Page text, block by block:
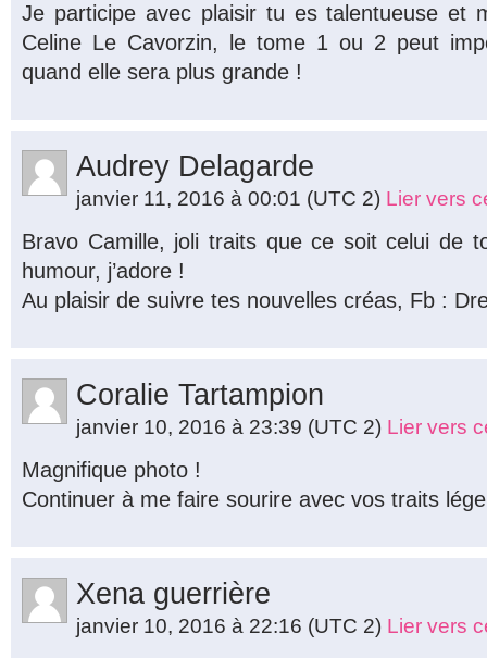
Je participe avec plaisir tu es talentueuse et
Celine Le Cavorzin, le tome 1 ou 2 peut
quand elle sera plus grande !
Audrey Delagarde
janvier 11, 2016 à 00:01 (UTC 2) Lier vers
Bravo Camille, joli traits que ce soit celui de
humour, j’adore !
Au plaisir de suivre tes nouvelles créas, Fb :
Coralie Tartampion
janvier 10, 2016 à 23:39 (UTC 2) Lier vers
Magnifique photo !
Continuer à me faire sourire avec vos traits
Xena guerrière
janvier 10, 2016 à 22:16 (UTC 2) Lier vers